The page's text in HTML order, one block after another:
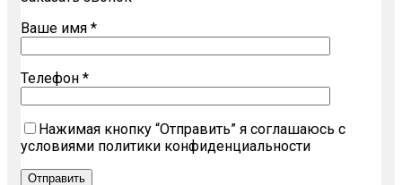
Ваше имя *
Телефон *
Нажимая кнопку “Отправить” я соглашаюсь с
условиями политики конфиденциальности